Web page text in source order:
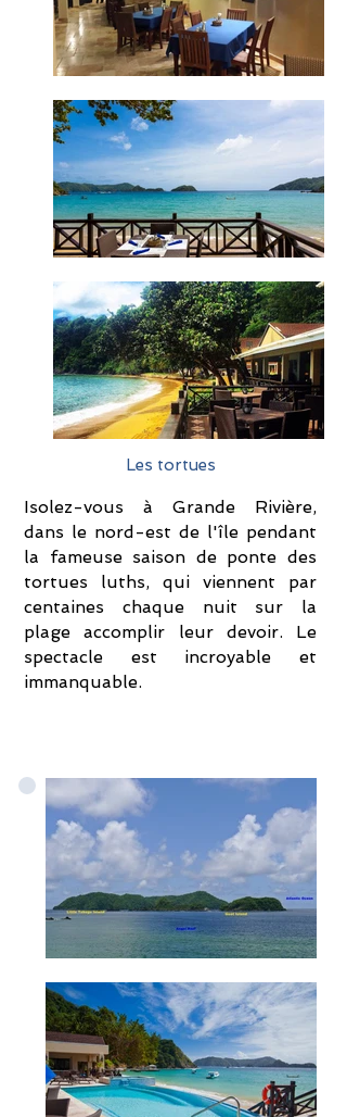
Les tortues
Isolez-vous à Grande Rivière,
dans le nord-est de l'île pendant
la fameuse saison de ponte des
tortues luths, qui viennent par
centaines chaque nuit sur la
plage accomplir leur devoir. Le
spectacle est incroyable et
immanquable.
Le Restaurant